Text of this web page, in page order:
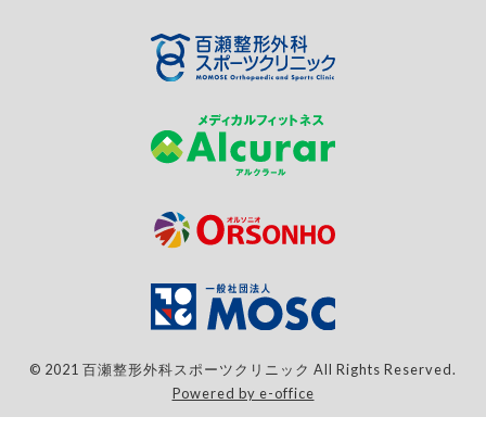
© 2021 百瀬整形外科スポーツクリニック All Rights Reserved.
Powered by e-office